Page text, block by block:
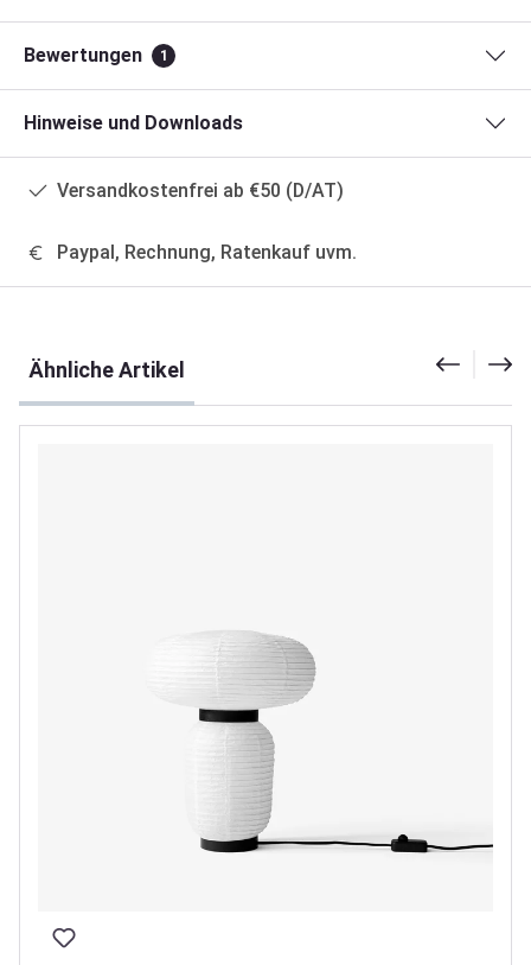
Bewertungen 1
Hinweise und Downloads
Versandkostenfrei ab €50 (D/AT)
Paypal, Rechnung, Ratenkauf uvm.
Ähnliche Artikel